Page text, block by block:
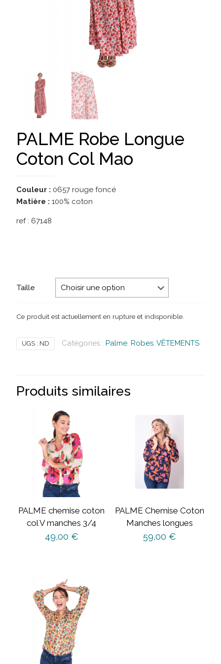
PALME Robe Longue
Coton Col Mao
Couleur : 0657 rouge foncé
Matière : 100% coton
ref : 67148
Taille
Ce produit est actuellement en rupture et indisponible.
UGS : ND Catégories : Palme Robes VÊTEMENTS
Produits similaires
PALME chemise coton
col V manches 3/4
49,00 €
a
plusieurs
variations.
Les
options
peuvent
être
PALME Chemise Coton
Manches longues
59,00 €